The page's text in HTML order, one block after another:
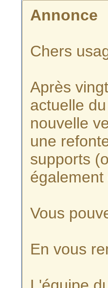
Annonce
Chers
Après
actuelle
nouvelle
une
supports
Vous
En vous